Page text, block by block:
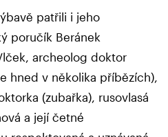
patřili i jeho
poručík Beránek
archeolog doktor
hned v několika příbězích),
(zubařka), rusovlasá
a její četné